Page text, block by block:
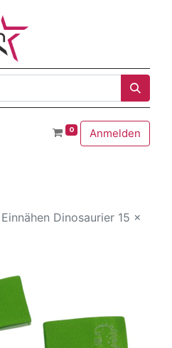
0 Anmelden
Dinosaurier 15 x